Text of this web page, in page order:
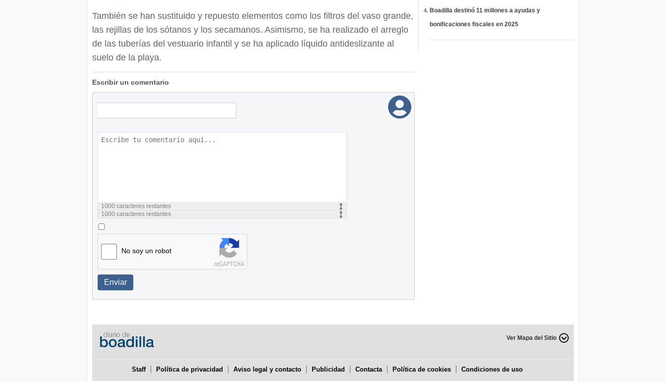
También se han sustituido y repuesto elementos como los filtros del vaso grande,
las rejillas de los sótanos y los secamanos. Asimismo, se ha realizado el arreglo
de las tuberías del vestuario infantil y se ha aplicado líquido antideslizante al
suelo de la playa.
Escribir un comentario
1000 caracteres restantes
1000 caracteres restantes
No soy un robot
Enviar
Boadilla destinó 11 millones a ayudas y
bonificaciones fiscales en 2025
Ver Mapa del Sitio
Staff Política de privacidad Aviso legal y contacto Publicidad Contacta Política de cookies Condiciones de uso